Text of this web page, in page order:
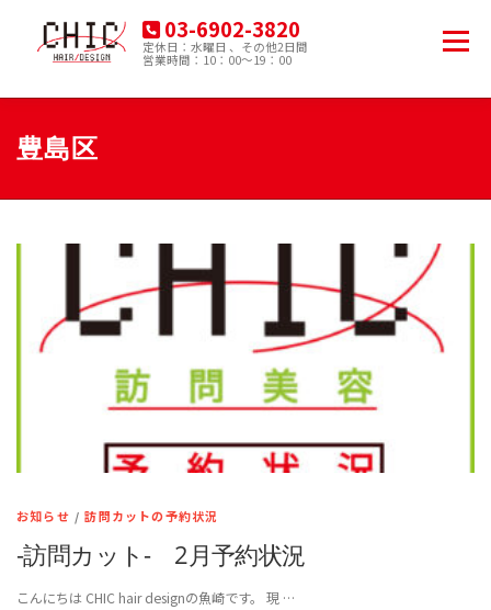
ツ
03-6902-3820
定休日：水曜日 、その他2日間
営業時間：10：00～19：00
メニュー
HOME
豊島区
お知らせ /訪問カットの予約状況
-訪問カット- 2月予約状況
こんにちは CHIC hair designの魚崎です。 現 …